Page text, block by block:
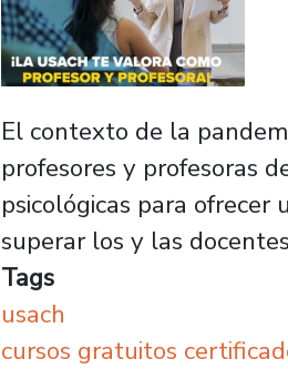
El contexto de la
profesores y profesoras
psicológicas para
superar los y las
Tags
usach
cursos gratuitos